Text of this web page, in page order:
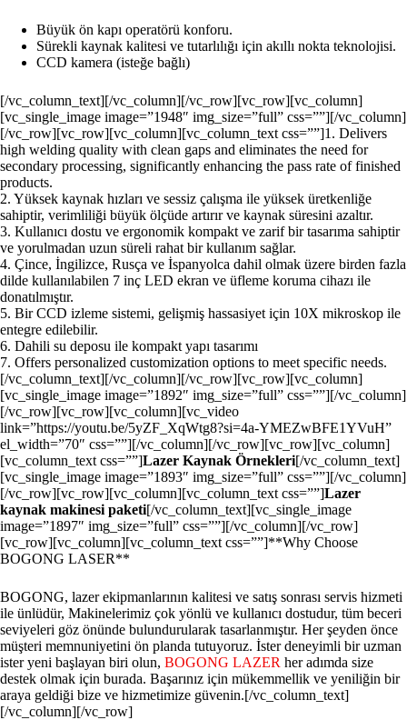
Büyük ön kapı operatörü konforu.
Sürekli kaynak kalitesi ve tutarlılığı için akıllı nokta teknolojisi.
CCD kamera (isteğe bağlı)
[/vc_column_text][/vc_column][/vc_row][vc_row][vc_column]
[vc_single_image image=”1948″ img_size=”full” css=””][/vc_column]
[/vc_row][vc_row][vc_column][vc_column_text css=””]1. Delivers
high welding quality with clean gaps and eliminates the need for
secondary processing, significantly enhancing the pass rate of finished
products.
2. Yüksek kaynak hızları ve sessiz çalışma ile yüksek üretkenliğe
sahiptir, verimliliği büyük ölçüde artırır ve kaynak süresini azaltır.
3. Kullanıcı dostu ve ergonomik kompakt ve zarif bir tasarıma sahiptir
ve yorulmadan uzun süreli rahat bir kullanım sağlar.
4. Çince, İngilizce, Rusça ve İspanyolca dahil olmak üzere birden fazla
dilde kullanılabilen 7 inç LED ekran ve üfleme koruma cihazı ile
donatılmıştır.
5. Bir CCD izleme sistemi, gelişmiş hassasiyet için 10X mikroskop ile
entegre edilebilir.
6. Dahili su deposu ile kompakt yapı tasarımı
7. Offers personalized customization options to meet specific needs.
[/vc_column_text][/vc_column][/vc_row][vc_row][vc_column]
[vc_single_image image=”1892″ img_size=”full” css=””][/vc_column]
[/vc_row][vc_row][vc_column][vc_video
link=”https://youtu.be/5yZF_XqWtg8?si=4a-YMEZwBFE1YVuH”
el_width=”70″ css=””][/vc_column][/vc_row][vc_row][vc_column]
[vc_column_text css=””]Lazer Kaynak Örnekleri[/vc_column_text]
[vc_single_image image=”1893″ img_size=”full” css=””][/vc_column]
[/vc_row][vc_row][vc_column][vc_column_text css=””]Lazer
kaynak makinesi paketi[/vc_column_text][vc_single_image
image=”1897″ img_size=”full” css=””][/vc_column][/vc_row]
[vc_row][vc_column][vc_column_text css=””]**Why Choose
BOGONG LASER**
BOGONG, lazer ekipmanlarının kalitesi ve satış sonrası servis hizmeti
ile ünlüdür, Makinelerimiz çok yönlü ve kullanıcı dostudur, tüm beceri
seviyeleri göz önünde bulundurularak tasarlanmıştır. Her şeyden önce
müşteri memnuniyetini ön planda tutuyoruz. İster deneyimli bir uzman
ister yeni başlayan biri olun, BOGONG LAZER her adımda size
destek olmak için burada. Başarınız için mükemmellik ve yeniliğin bir
araya geldiği bize ve hizmetimize güvenin.[/vc_column_text]
[/vc_column][/vc_row]